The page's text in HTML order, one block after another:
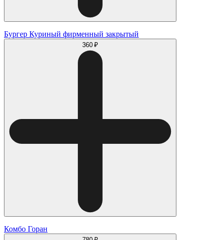
Бургер Куриный фирменный закрытый
360 ₽
Комбо Горан